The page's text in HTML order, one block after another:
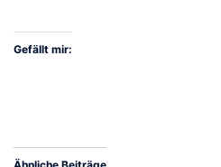
Gefällt mir: